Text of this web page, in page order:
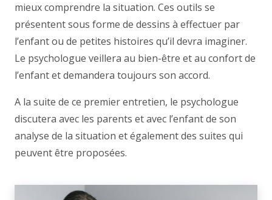
mieux comprendre la situation. Ces outils se
présentent sous forme de dessins à effectuer par
l’enfant ou de petites histoires qu’il devra imaginer.
Le psychologue veillera au bien-être et au confort de
l’enfant et demandera toujours son accord.
A la suite de ce premier entretien, le psychologue
discutera avec les parents et avec l’enfant de son
analyse de la situation et également des suites qui
peuvent être proposées.